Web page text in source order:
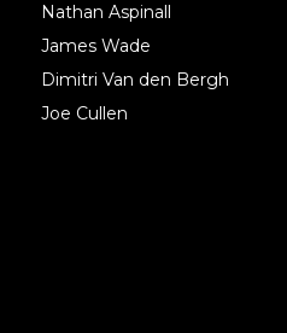
Nathan Aspinall
James Wade
Dimitri Van den Bergh
Joe Cullen